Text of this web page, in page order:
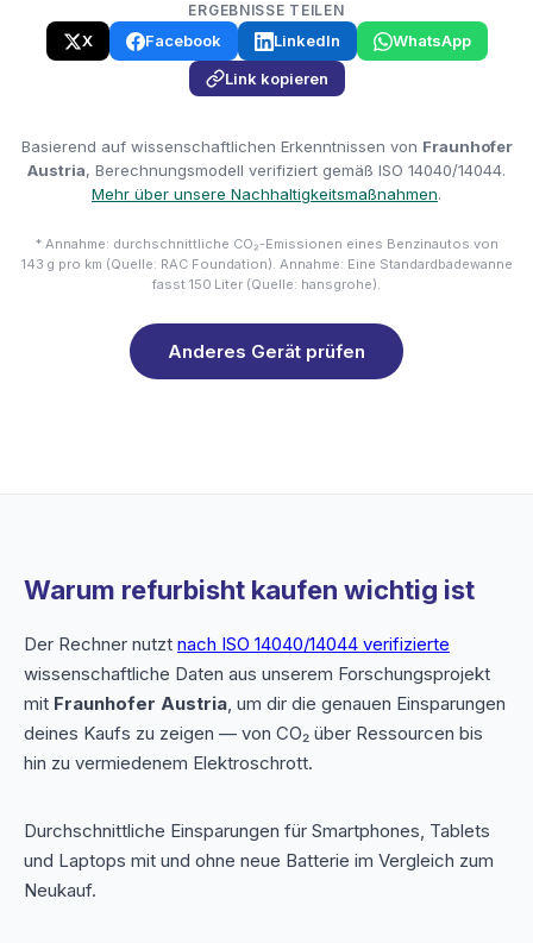
ERGEBNISSE TEILEN
X Facebook LinkedIn
WhatsApp
Link kopieren
Basierend auf wissenschaftlichen Erkenntnissen von Fraunhofer
Austria, Berechnungsmodell verifiziert gemäß ISO 14040/14044.
Mehr über unsere Nachhaltigkeitsmaßnahmen.
* Annahme: durchschnittliche CO₂-Emissionen eines Benzinautos von
143 g pro km (Quelle: RAC Foundation). Annahme: Eine Standardbadewanne
fasst 150 Liter (Quelle: hansgrohe).
Anderes Gerät prüfen
Warum refurbisht kaufen wichtig ist
Der Rechner nutzt nach ISO 14040/14044 verifizierte
wissenschaftliche Daten aus unserem Forschungsprojekt
mit Fraunhofer Austria, um dir die genauen Einsparungen
deines Kaufs zu zeigen — von CO₂ über Ressourcen bis
hin zu vermiedenem Elektroschrott.
Durchschnittliche Einsparungen für Smartphones, Tablets
und Laptops mit und ohne neue Batterie im Vergleich zum
Neukauf.